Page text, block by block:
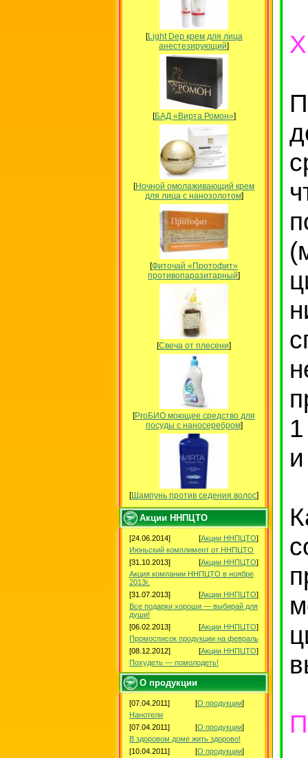
[Light Dep крем для лица
анестезирующий]
[БАД «Вирта Ромон»]
[Ночной омолаживающий крем
для лица с нанозолотом]
[Фиточай «Протофит»
противопаразитарный]
[Свеча от плесени]
[ProБИО моющее средство для
посуды c наносеребром]
[Шампунь против седения волос]
Акции ННПЦТО
[24.06.2014] [Акции ННПЦТО]
Июньский комплимент от ННПЦТО
[31.10.2013]
[Акции ННПЦТО]
Акция компании ННПЦТО в ноябре
2013г.
[31.07.2013]
[Акции ННПЦТО]
Все подарки хороши — выбирай для
души!
[06.02.2013]
[Акции ННПЦТО]
Промосписок продукции на февраль
[08.12.2012]
[Акции ННПЦТО]
Похудеть — помолодеть!
О продукции
[07.04.2011] [О продукции]
Нанотели
[07.04.2011]
[О продукции]
В здоровом доме жить здорово!
[10.04.2011]
[О продукции]